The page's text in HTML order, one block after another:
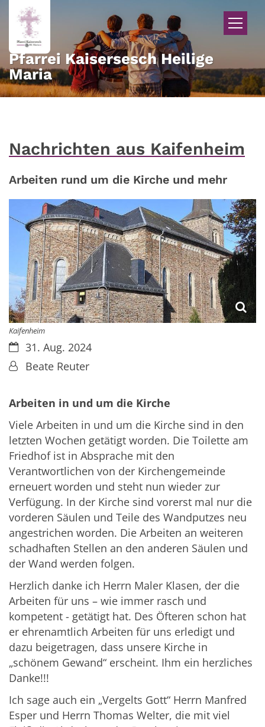
Zum Inhalt springen
Pfarrei Kaisersesch Heilige
Maria
Nachrichten aus Kaifenheim
Arbeiten rund um die Kirche und mehr
Kaifenheim
Datum:
31. Aug. 2024
Von:Beate Reuter
Arbeiten in und um die Kirche
Viele Arbeiten in und um die Kirche sind in den
letzten Wochen getätigt worden. Die Toilette am
Friedhof ist in Absprache mit den
Verantwortlichen von der Kirchengemeinde
erneuert worden und steht nun wieder zur
Verfügung. In der Kirche sind vorerst mal nur die
vorderen Säulen und Teile des Wandputzes neu
angestrichen worden. Die Arbeiten an weiteren
schadhaften Stellen an den anderen Säulen und
der Wand werden folgen.
Herzlich danke ich Herrn Maler Klasen, der die
Arbeiten für uns – wie immer rasch und
kompetent - getätigt hat. Des Öfteren schon hat
er ehrenamtlich Arbeiten für uns erledigt und
dazu beigetragen, dass unsere Kirche in
„schönem Gewand“ erscheint. Ihm ein herzliches
Danke!!!
Ich sage auch ein „Vergelts Gott“ Herrn Manfred
Esper und Herrn Thomas Welter, die mit viel